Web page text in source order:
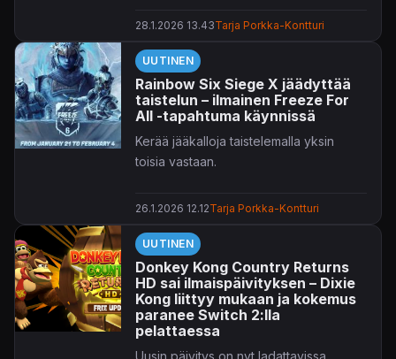
28.1.2026 13.43Tarja Porkka-Kontturi
UUTINEN
Rainbow Six Siege X jäädyttää
taistelun – ilmainen Freeze For
All -tapahtuma käynnissä
Kerää jääkalloja taistelemalla yksin
toisia vastaan.
26.1.2026 12.12Tarja Porkka-Kontturi
UUTINEN
Donkey Kong Country Returns
HD sai ilmaispäivityksen – Dixie
Kong liittyy mukaan ja kokemus
paranee Switch 2:lla
pelattaessa
Uusin päivitys on nyt ladattavissa